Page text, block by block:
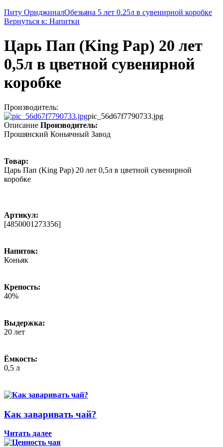
Питу ОриджиналОбезьяна 5 лет 0.25л в сувенирной коробке
Вернуться к: Напитки
Царь Пап (King Pap) 20 лет
0,5л в цветной сувенирной
коробке
Производитель:
pic_56d67f7790733.jpg
Описание Производитель:
Прошянский Коньячный Завод
Товар:
Царь Пап (King Pap) 20 лет 0,5л в цветной сувенирной
коробке
Артикул:
[4850001273356]
Напиток:
Коньяк
Крепость:
40%
Выдержка:
20 лет
Ёмкость:
0,5 л
Как заваривать чай?
Читать далее